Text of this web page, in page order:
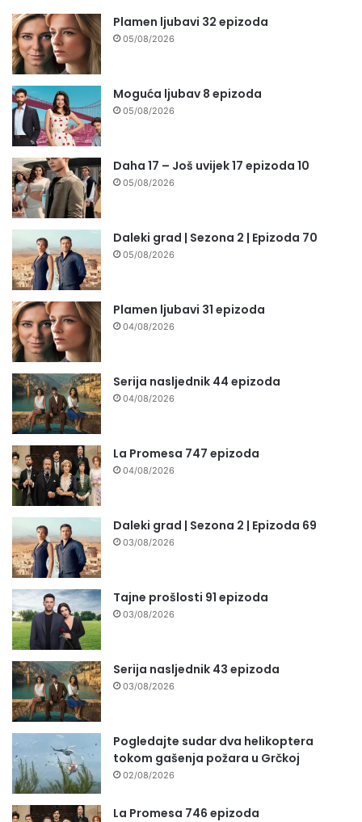
Plamen ljubavi 32 epizoda
05/08/2026
Moguća ljubav 8 epizoda
05/08/2026
Daha 17 – Još uvijek 17 epizoda 10
05/08/2026
Daleki grad | Sezona 2 | Epizoda 70
05/08/2026
Plamen ljubavi 31 epizoda
04/08/2026
Serija nasljednik 44 epizoda
04/08/2026
La Promesa 747 epizoda
04/08/2026
Daleki grad | Sezona 2 | Epizoda 69
03/08/2026
Tajne prošlosti 91 epizoda
03/08/2026
Serija nasljednik 43 epizoda
03/08/2026
Pogledajte sudar dva helikoptera
tokom gašenja požara u Grčkoj
02/08/2026
La Promesa 746 epizoda